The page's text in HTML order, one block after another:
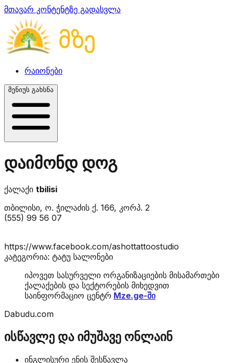
მთავარ კონტენტზე გადასვლა
რაიონები
მენიუს გახსნა
დაიმონდ დოგ
ქალაქი tbilisi
თბილისი, ო. ჭილაძის ქ. 166, კორპ. 2
(555) 99 56 07
https://www.facebook.com/ashottattoostudio
კატეგორია: ტატუ სალონები
იპოვეთ სასურველი ორგანიზაციების მისამართები
ქალაქების და სექტორების მიხედვით
საინფორმაციო ცენტრ Mze.ge-ში
Dabudu.com
ისწავლე და იმუშავე ონლაინ
ინგლისური ენის შესწავლა